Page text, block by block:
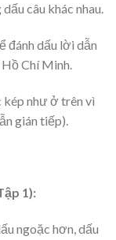
câu khác nhau.
đánh dấu lời dẫn
Chí Minh.
kép như ở trên vì
gián tiếp).
1):
ngoặc hơn, dấu